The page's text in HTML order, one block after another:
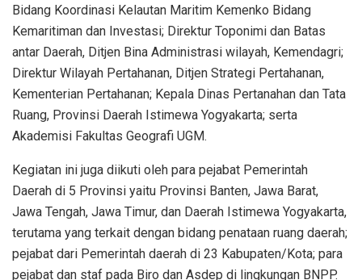
Bidang Koordinasi Kelautan Maritim Kemenko Bidang
Kemaritiman dan Investasi; Direktur Toponimi dan Batas
antar Daerah, Ditjen Bina Administrasi wilayah, Kemendagri;
Direktur Wilayah Pertahanan, Ditjen Strategi Pertahanan,
Kementerian Pertahanan; Kepala Dinas Pertanahan dan Tata
Ruang, Provinsi Daerah Istimewa Yogyakarta; serta
Akademisi Fakultas Geografi UGM.
Kegiatan ini juga diikuti oleh para pejabat Pemerintah
Daerah di 5 Provinsi yaitu Provinsi Banten, Jawa Barat,
Jawa Tengah, Jawa Timur, dan Daerah Istimewa Yogyakarta,
terutama yang terkait dengan bidang penataan ruang daerah;
pejabat dari Pemerintah daerah di 23 Kabupaten/Kota; para
pejabat dan staf pada Biro dan Asdep di lingkungan BNPP.